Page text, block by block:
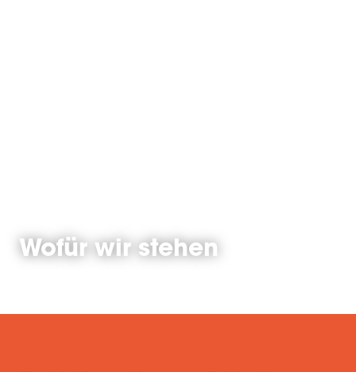
Wofür wir stehen